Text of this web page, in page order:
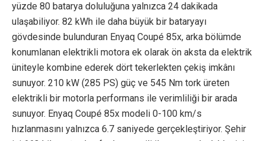
yüzde 80 batarya doluluğuna yalnızca 24 dakikada
ulaşabiliyor. 82 kWh ile daha büyük bir bataryayı
gövdesinde bulunduran Enyaq Coupé 85x, arka bölümde
konumlanan elektrikli motora ek olarak ön aksta da elektrik
üniteyle kombine ederek dört tekerlekten çekiş imkânı
sunuyor. 210 kW (285 PS) güç ve 545 Nm tork üreten
elektrikli bir motorla performans ile verimliliği bir arada
sunuyor. Enyaq Coupé 85x modeli 0-100 km/s
hızlanmasını yalnızca 6.7 saniyede gerçekleştiriyor. Şehir